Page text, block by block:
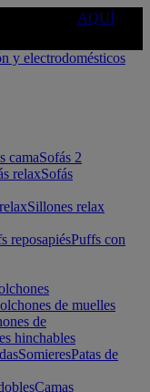
AQUÍ
camaSofás 2
relaxSofás
Sillones relax
reposapiésPuffs con
de muelles
de
hinchables
SomieresPatas de
Camas